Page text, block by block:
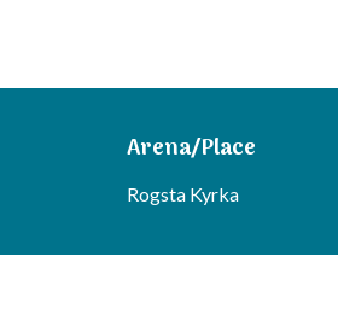
Arena/Place
Rogsta Kyrka